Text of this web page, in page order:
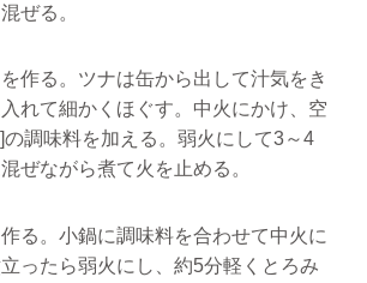
ぜる。
作る。ツナは缶から出して汁気をき
れて細かくほぐす。中火にかけ、空
調味料を加える。弱火にして3～4
ぜながら煮て火を止める。
る。小鍋に調味料を合わせて中火に
ったら弱火にし、約5分軽くとろみ